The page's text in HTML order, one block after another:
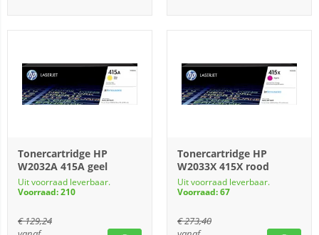
Tonercartridge HP
W2032A 415A geel
Uit voorraad leverbaar.
Voorraad: 210
€129,24
Tonercartridge HP
W2033X 415X rood
Uit voorraad leverbaar.
Voorraad: 67
€273,40